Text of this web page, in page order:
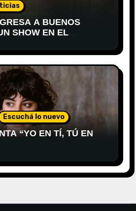
A BUENOS
SHOW EN EL
Escuchá lo nuevo
“YO EN TÍ, TÚ EN